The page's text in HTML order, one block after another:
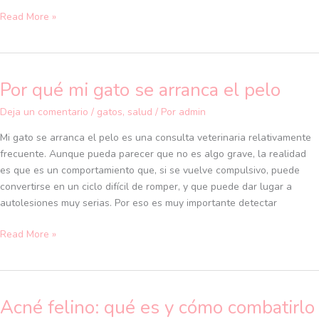
Read More »
Por qué mi gato se arranca el pelo
Deja un comentario / gatos, salud / Por admin
Mi gato se arranca el pelo es una consulta veterinaria relativamente
frecuente. Aunque pueda parecer que no es algo grave, la realidad
es que es un comportamiento que, si se vuelve compulsivo, puede
convertirse en un ciclo difícil de romper, y que puede dar lugar a
autolesiones muy serias. Por eso es muy importante detectar
Por
mi
gato
se
arranca
el
pelo
Read More »
Acné felino: qué es y cómo combatirlo
Acné